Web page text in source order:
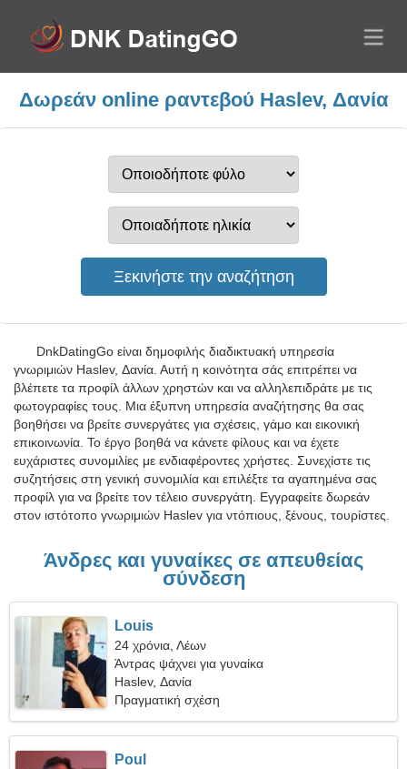
Δωρεάν online ραντεβού Haslev, Δανία
DnkDatingGo είναι δημοφιλής διαδικτυακή υπηρεσία
γνωριμιών Haslev, Δανία. Αυτή η κοινότητα σάς επιτρέπει να
βλέπετε τα προφίλ άλλων χρηστών και να αλληλεπιδράτε με τις
φωτογραφίες τους. Μια έξυπνη υπηρεσία αναζήτησης θα σας
βοηθήσει να βρείτε συνεργάτες για σχέσεις, γάμο και εικονική
επικοινωνία. Το έργο βοηθά να κάνετε φίλους και να έχετε
ευχάριστες συνομιλίες με ενδιαφέροντες χρήστες. Συνεχίστε τις
συζητήσεις στη γενική συνομιλία και επιλέξτε τα αγαπημένα σας
προφίλ για να βρείτε τον τέλειο συνεργάτη. Εγγραφείτε δωρεάν
στον ιστότοπο γνωριμιών Haslev για ντόπιους, ξένους, τουρίστες.
Άνδρες και γυναίκες σε απευθείας
σύνδεση
Louis
24 χρόνια, Λέων
Άντρας ψάχνει για γυναίκα
Haslev, Δανία
Πραγματική σχέση
Poul